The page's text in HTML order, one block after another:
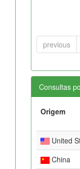
previous
Consultas
Origem
United
China